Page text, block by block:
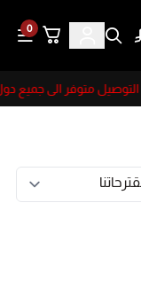
0
التوصيل متوفر الى جميع